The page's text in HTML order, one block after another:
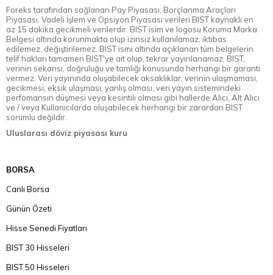
Foreks tarafından sağlanan Pay Piyasası, Borçlanma Araçları
Piyasası, Vadeli İşlem ve Opsiyon Piyasası verileri BIST kaynaklı en
az 15 dakika gecikmeli verilerdir. BIST isim ve logosu Koruma Marka
Belgesi altında korunmakta olup izinsiz kullanılamaz, iktibas
edilemez, değiştirilemez. BIST ismi altında açıklanan tüm belgelerin
telif hakları tamamen BIST'ye ait olup, tekrar yayınlanamaz. BIST,
verinin sekansı, doğruluğu ve tamlığı konusunda herhangi bir garanti
vermez. Veri yayınında oluşabilecek aksaklıklar, verinin ulaşmaması,
gecikmesi, eksik ulaşması, yanlış olması, veri yayın sistemindeki
perfomansın düşmesi veya kesintili olması gibi hallerde Alıcı, Alt Alıcı
ve / veya Kullanıcılarda oluşabilecek herhangi bir zarardan BIST
sorumlu değildir.
Uluslarası döviz piyasası kuru
BORSA
Canlı Borsa
Günün Özeti
Hisse Senedi Fiyatları
BIST 30 Hisseleri
BIST 50 Hisseleri